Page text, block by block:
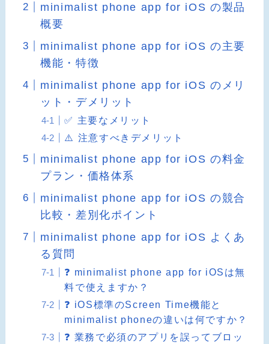
minimalist phone app for iOS の製品
概要
minimalist phone app for iOS の主要
機能・特徴
minimalist phone app for iOS のメリ
ット・デメリット
✅ 主要なメリット
⚠️ 注意すべきデメリット
minimalist phone app for iOS の料金
プラン・価格体系
minimalist phone app for iOS の競合
比較・差別化ポイント
minimalist phone app for iOS よくあ
る質問
❓ minimalist phone app for iOSは無
料で使えますか？
❓ iOS標準のScreen Time機能と
minimalist phoneの違いは何ですか？
❓ 業務で必須のアプリを誤ってブロッ